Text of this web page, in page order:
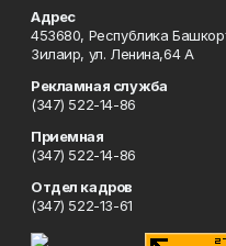
Адрес
453680, Республика
Зилаир, ул. Ленина,64 А
Рекламная служба
(347) 522-14-86
Приемная
(347) 522-14-86
Отдел кадров
(347) 522-13-61